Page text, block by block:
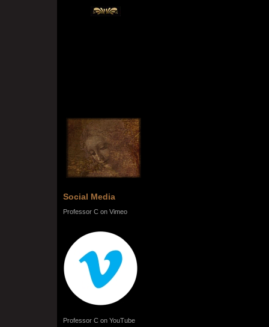
Social Media
Professor C on Vimeo
Professor C on YouTube